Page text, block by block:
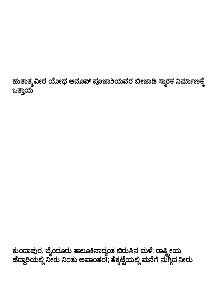
ಹುತಾತ್ಮ ವೀರ ಯೋಧ ಅನೂಪ್ ಪೂಜಾರಿಯವರ ಬೀಜಾಡಿ ಸ್ಮಾರಕ ನಿರ್ಮಾಣಕ್ಕೆ
ಒತ್ತಾಯ
ಕುಂದಾಪುರ, ಬೈಂದೂರು ತಾಲೂಕಿನಾದ್ಯಂತ ಬಿರುಸಿನ ಮಳೆ: ರಾಷ್ಟ್ರೀಯ
ಹೆದ್ದಾರಿಯಲ್ಲಿ‌ ನೀರು ನಿಂತು ಅವಾಂತರ!; ತೆಕ್ಕಟ್ಟೆಯಲ್ಲಿ ಮನೆಗೆ ನುಗ್ಗಿದ ನೀರು